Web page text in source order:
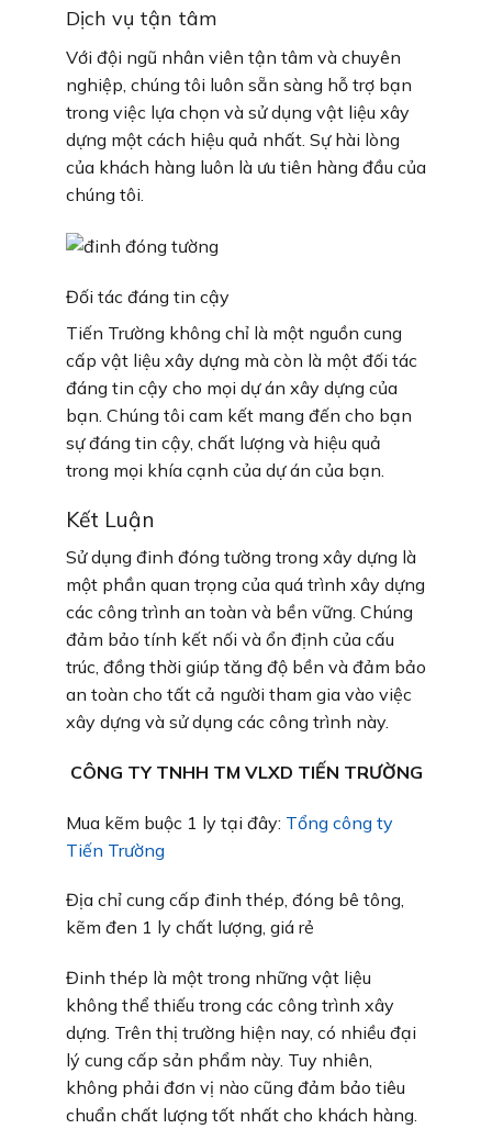
Dịch vụ tận tâm
Với đội ngũ nhân viên tận tâm và chuyên
nghiệp, chúng tôi luôn sẵn sàng hỗ trợ bạn
trong việc lựa chọn và sử dụng vật liệu xây
dựng một cách hiệu quả nhất. Sự hài lòng
của khách hàng luôn là ưu tiên hàng đầu của
chúng tôi.
Đối tác đáng tin cậy
Tiến Trường không chỉ là một nguồn cung
cấp vật liệu xây dựng mà còn là một đối tác
đáng tin cậy cho mọi dự án xây dựng của
bạn. Chúng tôi cam kết mang đến cho bạn
sự đáng tin cậy, chất lượng và hiệu quả
trong mọi khía cạnh của dự án của bạn.
Kết Luận
Sử dụng đinh đóng tường trong xây dựng là
một phần quan trọng của quá trình xây dựng
các công trình an toàn và bền vững. Chúng
đảm bảo tính kết nối và ổn định của cấu
trúc, đồng thời giúp tăng độ bền và đảm bảo
an toàn cho tất cả người tham gia vào việc
xây dựng và sử dụng các công trình này.
CÔNG TY TNHH TM VLXD TIẾN TRƯỜNG
Mua kẽm buộc 1 ly tại đây: Tổng công ty
Tiến Trường
Địa chỉ cung cấp đinh thép, đóng bê tông,
kẽm đen 1 ly chất lượng, giá rẻ
Đinh thép là một trong những vật liệu
không thể thiếu trong các công trình xây
dựng. Trên thị trường hiện nay, có nhiều đại
lý cung cấp sản phẩm này. Tuy nhiên,
không phải đơn vị nào cũng đảm bảo tiêu
chuẩn chất lượng tốt nhất cho khách hàng.